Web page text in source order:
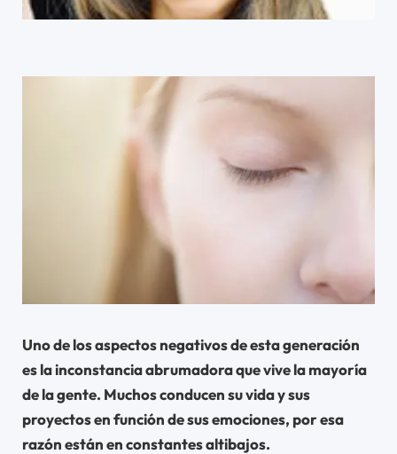
Uno de los aspectos negativos de esta generación
es la inconstancia abrumadora que vive la mayoría
de la gente. Muchos conducen su vida y sus
proyectos en función de sus emociones, por esa
razón están en constantes altibajos.